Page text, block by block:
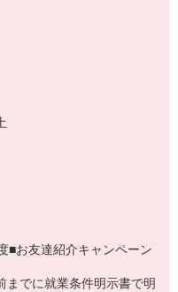
スムーズです。
■お友達紹介キャンペーン
でに就業条件明示書で明